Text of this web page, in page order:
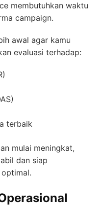
membutuhkan waktu
campaign.
awal agar kamu
evaluasi terhadap:
terbaik
mulai meningkat,
dan siap